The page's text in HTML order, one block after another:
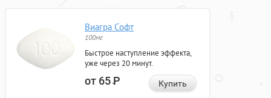
Виагра Софт
100мг
Быстрое наступление эффекта,
уже через 20 минут.
от 65Р Купить